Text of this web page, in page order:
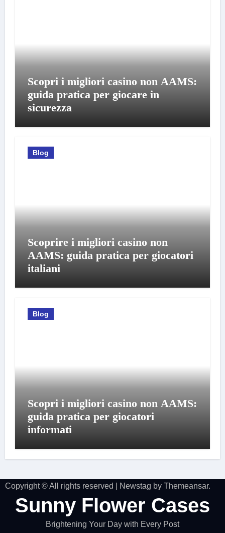
Scopri i migliori casino non AAMS:
guida pratica per giocare in
sicurezza
Blog
Scoprire i migliori casino non
AAMS: guida pratica per giocatori
italiani
Blog
Scopri i migliori casino non AAMS:
guida pratica per giocatori
informati
Copyright © All rights reserved Newstag by Themeansar.
Sunny Flower Cases
Brightening Your Day with Every Post